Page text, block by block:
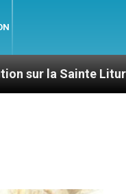
Liturgie